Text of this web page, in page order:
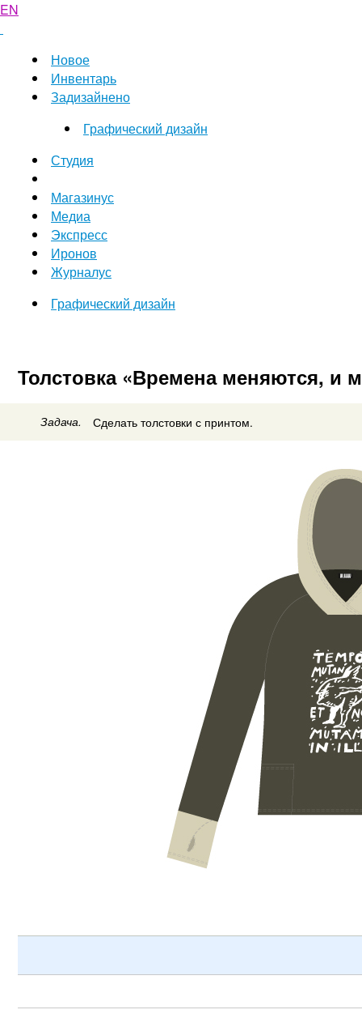
EN
Новое
Инвентарь
Задизайнено
Графический дизайн
Студия
Магазинус
Медиа
Экспресс
Иронов
Журналус
Графический дизайн
Толстовка «Времена меняются, и
Задача. Сделать толстовки с принтом.